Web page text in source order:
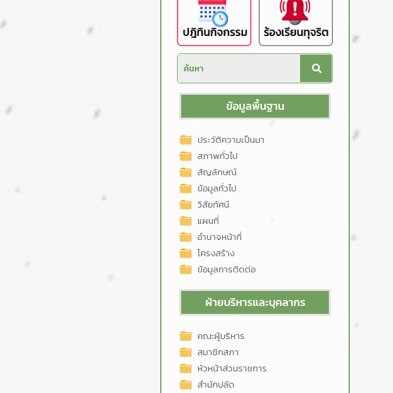
ข้อมูลพื้นฐาน
ประวัติความเป็นมา
สภาพทั่วไป
สัญลักษณ์
ข้อมูลทั่วไป
วิสัยทัศน์
แผนที่
อำนาจหน้าที่
โครงสร้าง
ข้อมูลการติดต่อ
ฝ่ายบริหารและบุคลากร
คณะผู้บริหาร
สมาชิกสภา
หัวหน้าส่วนราชการ
สำนักปลัด